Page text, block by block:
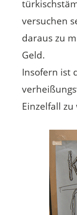
versuchen
daraus zu
Geld.
Insofern ist
Einzelfall